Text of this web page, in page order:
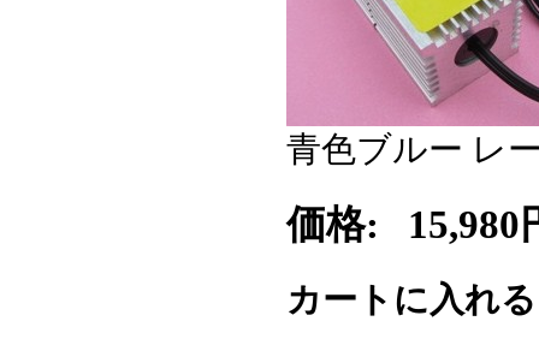
青色ブルー レ
価格: 15,980
カートに入れ